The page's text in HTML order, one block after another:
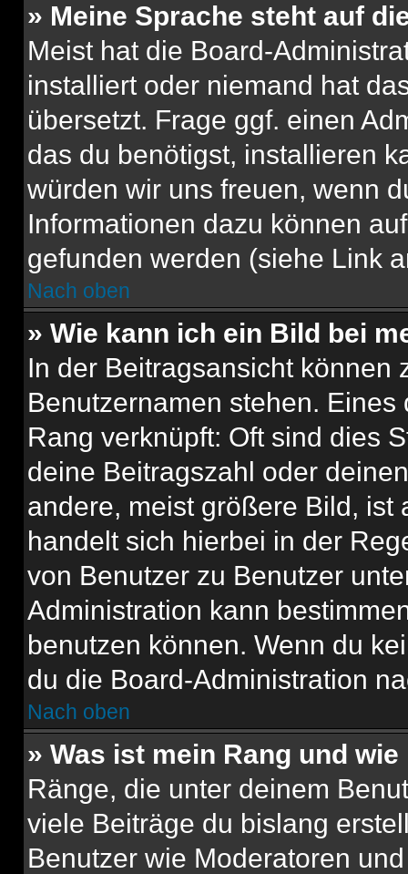
» Meine Sprache steht auf
Meist hat die Board-
installiert oder niemand hat
übersetzt. Frage ggf. einen
das du benötigst, installieren
würden wir uns freuen, wenn
Informationen dazu können
gefunden werden (siehe Link
Nach oben
» Wie kann ich ein Bild bei
In der Beitragsansicht können
Benutzernamen stehen.
Rang verknüpft: Oft sind dies
deine Beitragszahl oder
andere, meist größere Bild, ist
handelt sich hierbei in der
von Benutzer zu Benutzer
Administration kann
benutzen können. Wenn du
du die Board-Administration
Nach oben
» Was ist mein Rang und
Ränge, die unter deinem
viele Beiträge du bislang
Benutzer wie Moderatoren